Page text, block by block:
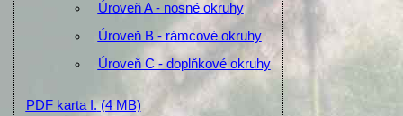
Úroveň A - nosné okruhy
Úroveň B - rámcové okruhy
Úroveň C - doplňkové okruhy
PDF karta I.(4 MB)